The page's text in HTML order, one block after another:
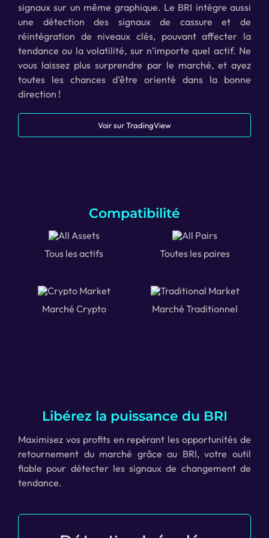
signaux sur un même graphique. Le BRI intègre aussi
une détection des signaux de cassure et de
réintégration de niveaux clés, pouvant affecter la
tendance ou la volatilité, sur n’importe quel actif. Ne
vous laissez plus surprendre par le marché, et ayez
toutes les chances d’être orienté dans la bonne
direction !
Voir sur TradingView
Compatibilité
Tous les actifs Toutes les paires
Marché Crypto Marché Traditionnel
Libérez la puissance du BRI
Maximisez vos profits en repérant les opportunités de
retournement du marché grâce au BRI, votre outil
fiable pour détecter les signaux de changement de
tendance.